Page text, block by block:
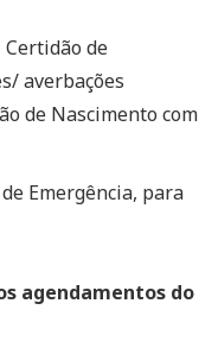
Certidão de
averbações
de Nascimento com
Emergência, para
agendamentos do